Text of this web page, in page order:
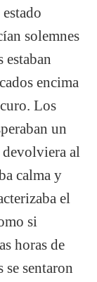
solemnes
estaban
encima
Los
un
al
calma y
el
si
horas de
sentaron